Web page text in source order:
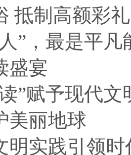
抵制高额彩礼
”，最是平凡
盛宴
”赋予现代文
美丽地球
明实践引领